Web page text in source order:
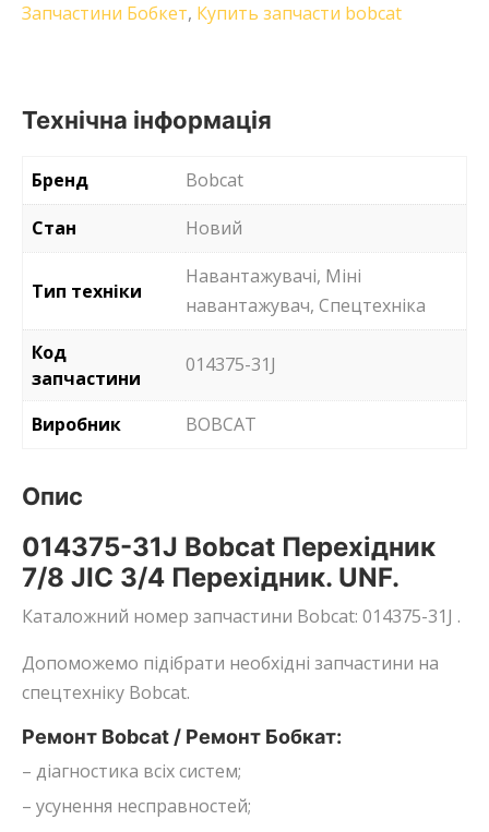
Запчастини Бобкет, Купить запчасти bobcat
Технічна інформація
Бренд
Bobcat
Стан
Новий
Тип техніки
Навантажувачі, Міні
навантажувач, Спецтехніка
Код
запчастини
014375-31J
Виробник BOBCAT
Опис
014375-31J Bobcat Перехідник
7/8 JIC 3/4 Перехідник. UNF.
Каталожний номер запчастини Bobcat: 014375-31J .
Допоможемо підібрати необхідні запчастини на
спецтехніку Bobcat.
Ремонт Bobcat / Ремонт Бобкат:
– діагностика всіх систем;
– усунення несправностей;